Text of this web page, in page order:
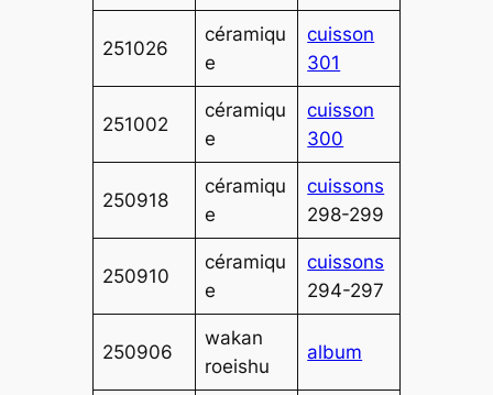
251026
céramiqu
e
cuisson
301
251002
céramiqu
e
cuisson
300
250918
céramiqu
e
cuissons
298-299
250910
céramiqu
e
cuissons
294-297
250906
wakan
roeishu
album